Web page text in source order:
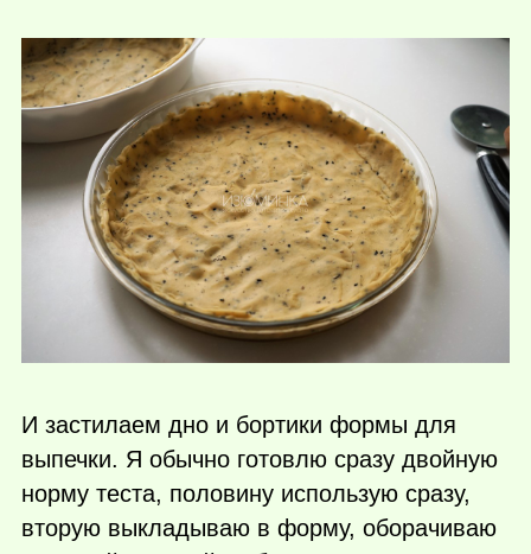
И застилаем дно и бортики формы для
выпечки. Я обычно готовлю сразу двойную
норму теста, половину использую сразу,
вторую выкладываю в форму, оборачиваю